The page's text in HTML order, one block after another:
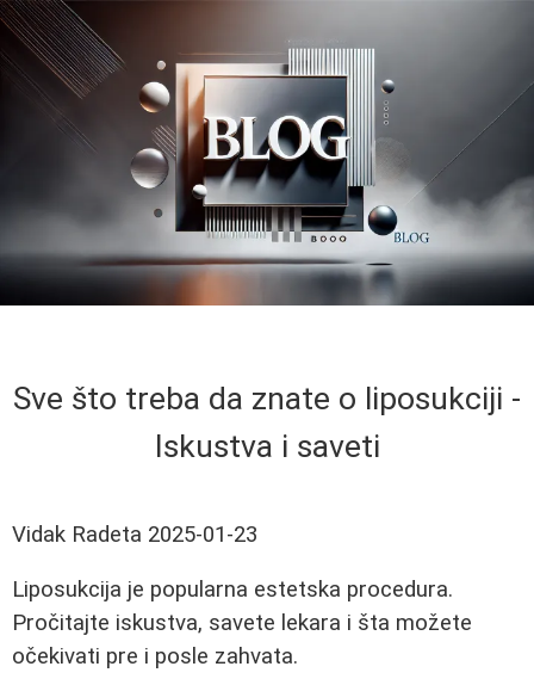
Sve što treba da znate o liposukciji -
Iskustva i saveti
Vidak Radeta 2025-01-23
Liposukcija je popularna estetska procedura.
Pročitajte iskustva, savete lekara i šta možete
očekivati pre i posle zahvata.